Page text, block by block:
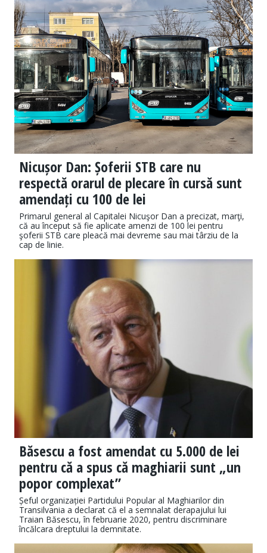
Nicușor Dan: Șoferii STB care nu
respectă orarul de plecare în cursă sunt
amendați cu 100 de lei
Primarul general al Capitalei Nicuşor Dan a precizat, marţi,
că au început să fie aplicate amenzi de 100 lei pentru
şoferii STB care pleacă mai devreme sau mai târziu de la
cap de linie.
Băsescu a fost amendat cu 5.000 de lei
pentru că a spus că maghiarii sunt „un
popor complexat”
Șeful organizației Partidului Popular al Maghiarilor din
Transilvania a declarat că el a semnalat derapajului lui
Traian Băsescu, în februarie 2020, pentru discriminare
încălcara dreptului la demnitate.